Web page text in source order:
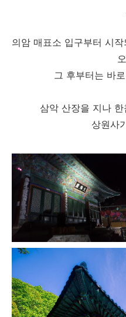
의암 매표소 입구부터 시
그 후부터는 바
삼악 산장을 지나
상원사